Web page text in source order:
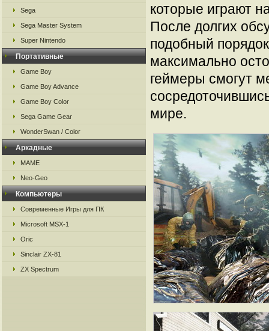
Sega
Sega Master System
Super Nintendo
Портативные
Game Boy
Game Boy Advance
Game Boy Color
Sega Game Gear
WonderSwan / Color
Аркадные
MAME
Neo-Geo
Компьютеры
Современные Игры для ПК
Microsoft MSX-1
Oric
Sinclair ZX-81
ZX Spectrum
которые играют
После долгих
подобный
максимально
геймеры смогут
мире.